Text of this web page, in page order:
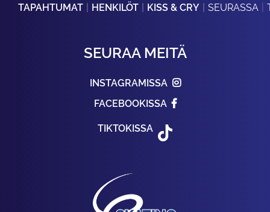
TAPAHTUMAT HENKILÖT KISS & CRY SEURASSA
SEURAA MEITÄ
INSTAGRAMISSA
FACEBOOKISSA
TIKTOKISSA